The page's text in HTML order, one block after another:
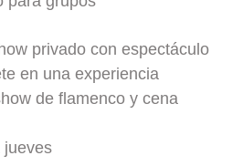
privado con espectáculo
en una experiencia
de flamenco y cena
jueves